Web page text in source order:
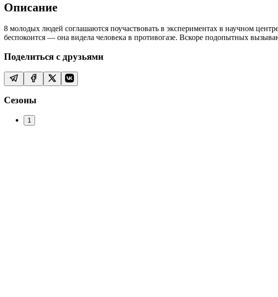
Описание
8 молодых людей соглашаются поучаствовать в экспериментах в научном
беспокоится — она видела человека в противогазе. Вскоре подопытных
Поделиться с друзьями
Сезоны
1